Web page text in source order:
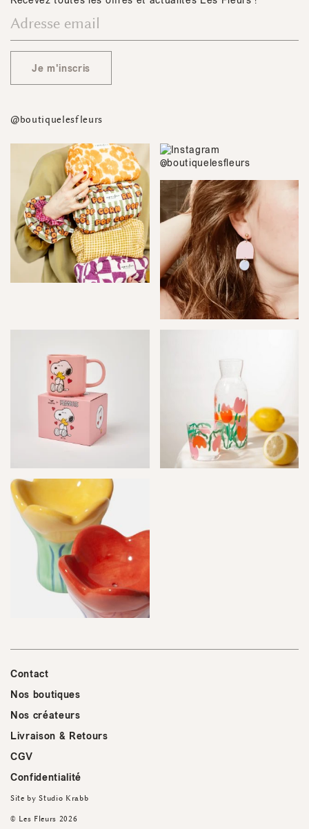
Je m'inscris
@boutiquelesfleurs
Contact
Nos boutiques
Nos créateurs
Livraison & Retours
CGV
Confidentialité
Site byStudio Krabb
© Les Fleurs 2026